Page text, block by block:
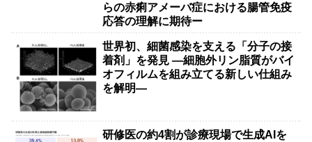
らの赤痢アメーバ症における腸管免疫
応答の理解に期待ー
世界初、細菌感染を支える「分子の接
着剤」を発見 ―細胞外リン脂質がバイ
オフィルムを組み立てる新しい仕組み
を解明―
研修医の約4割が診療現場で生成AIを